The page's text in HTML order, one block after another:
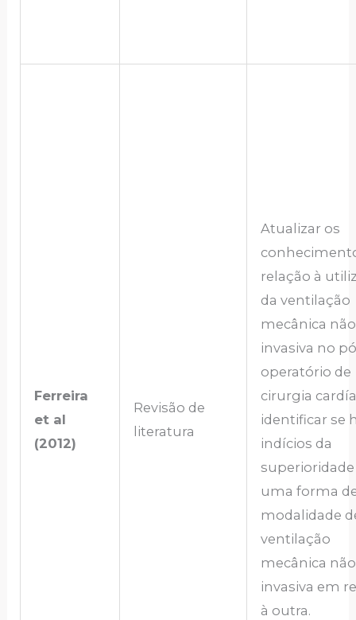
Ferreira
et al
(2012)
Revisão de
literatura
Atualizar os
relação à
da ventilação
mecânica
invasiva no
operatório de
cirurgia
identificar se
indícios da
superioridade
uma forma
modalidade
ventilação
mecânica não
invasiva em
à outra.